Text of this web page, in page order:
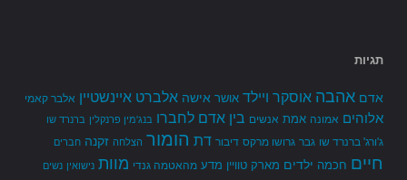
תגיות
אדם אהבה אוסקר ויילד אושר אישה אלברט איינשטיין אלבר קאמי
אלוהים אמונה אמת אנשים בין אדם לחברו בנג'מין פרנקלין ברנרד שו
ג'ורג' ברנרד שו גבר גרושו מרקס דיבור דת הומור הצלחה זקנה חברים
חיים חכמה ילדים מארק טוויין מדע מהאטמה גנדי מוות נישואין נשים